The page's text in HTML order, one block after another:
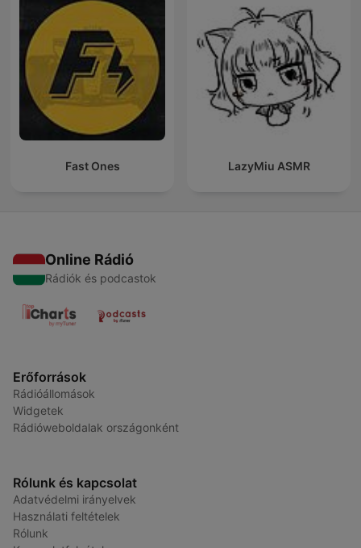
Fast Ones LazyMiu ASMR
Online Rádió
Rádiók és podcastok
Erőforrások
Rádióállomások
Widgetek
Rádióweboldalak országonként
Rólunk és kapcsolat
Adatvédelmi irányelvek
Használati feltételek
Rólunk